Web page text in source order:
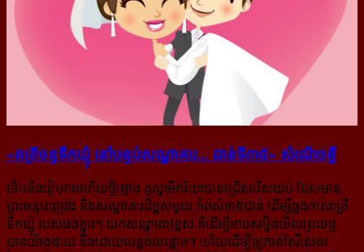
«រាត្រីចន្ទទឹកឃ្មុំ នៅបន្ទប់សណ្ឋាគារ... ជាន់ទី៣៥» សំណើចខ្លី
ទើបនឹងរៀបការហើយថ្មីថ្មោង គូស្វាមីភរិយាបានជ្រើសរើសយប់ ដែលមាន
ព្រះចន្ទពេញវង់ និងសណ្ឋាគារដ៏ខ្ពស់មួយ កំពស់៣៥ជាន់ ដើម្បីឆ្លងកាត់រាត្រី
ទឹកឃ្មុំ របស់ផងខ្លួន។ យកសណ្ឋាគារខ្ពស់ គឺដើម្បីអាចសម្លឹងមើលព្រះចន្ទ
បានយ៉ាងងាយ និងដោយលន្លង់លន្លោច។ ហើយដើម្បីឲ្យកាន់តែវិសេស